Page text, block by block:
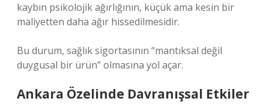
kaybın psikolojik ağırlığının, küçük ama kesin bir
maliyetten daha ağır hissedilmesidir.
Bu durum, sağlık sigortasının “mantıksal değil
duygusal bir ürün” olmasına yol açar.
Ankara Özelinde Davranışsal Etkiler